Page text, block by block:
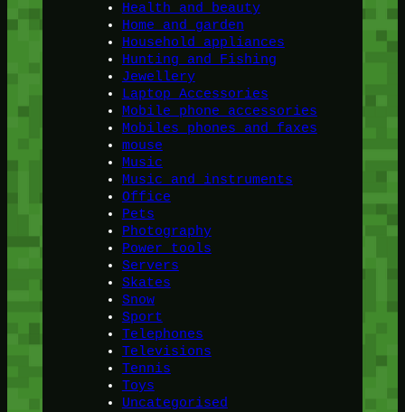
Health and beauty
Home and garden
Household appliances
Hunting and Fishing
Jewellery
Laptop Accessories
Mobile phone accessories
Mobiles phones and faxes
mouse
Music
Music and instruments
Office
Pets
Photography
Power tools
Servers
Skates
Snow
Sport
Telephones
Televisions
Tennis
Toys
Uncategorised